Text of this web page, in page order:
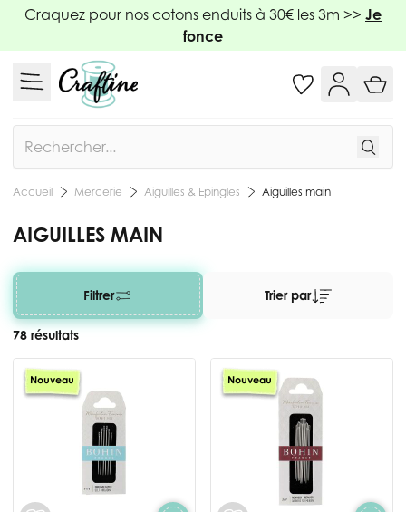
Allez au contenu
Craquez pour nos cotons enduits à 30€ les 3m >> Je
fonce
Accueil Mercerie Aiguilles & Epingles Aiguilles main
AIGUILLES MAIN
Filtrer
78 résultats
Trier par
Nouveau Nouveau